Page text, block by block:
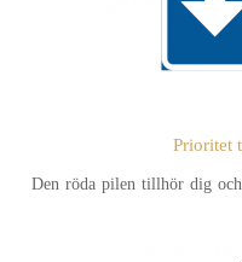
Prioritet
Den röda pilen tillhör dig